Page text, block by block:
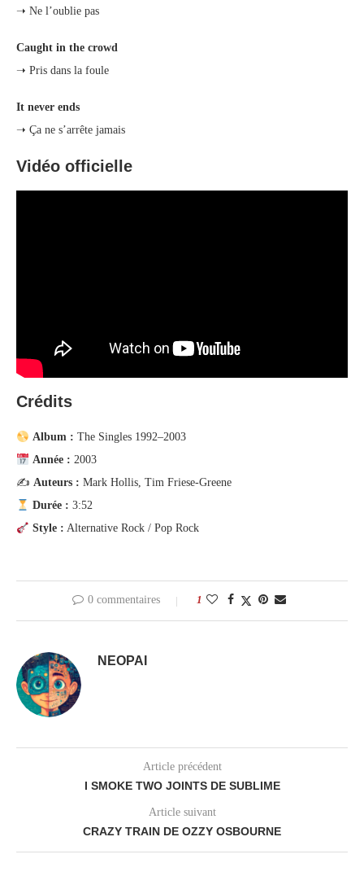
➝ Ne l’oublie pas
Caught in the crowd
➝ Pris dans la foule
It never ends
➝ Ça ne s’arrête jamais
Vidéo officielle
Crédits
Album : The Singles 1992–2003
Année : 2003
✍️ Auteurs : Mark Hollis, Tim Friese-Greene
Durée : 3:52
Style : Alternative Rock / Pop Rock
0 commentaires 1
NEOPAI
Article précédent
I SMOKE TWO JOINTS DE SUBLIME
Article suivant
CRAZY TRAIN DE OZZY OSBOURNE